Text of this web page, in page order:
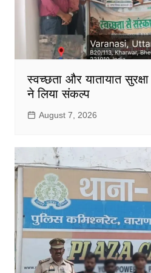
स्वच्छता और यातायात सुरक्षा
ने लिया संकल्प
August 7, 2026